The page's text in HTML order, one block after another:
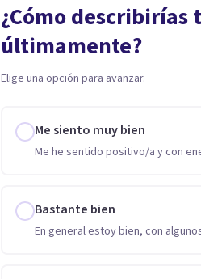
¿Cómo
últimamente?
Elige una opción para avanzar.
Me siento muy bien
Me he sentido positivo/a y con
Bastante bien
En general estoy bien, con